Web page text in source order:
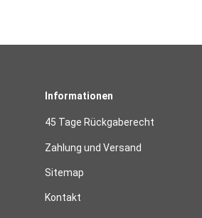
Informationen
45 Tage Rückgaberecht
Zahlung und Versand
Sitemap
Kontakt